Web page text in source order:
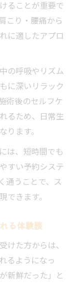
ることが重要で
こり・腰痛から
に適したアプロ
の呼吸やリズム
に深いリラック
術後のセルフケ
るため、日常生
ります。
は、短時間でも
すい予約システ
通うことで、ス
できます。
る体験談
けた方からは、
るようになっ
新鮮だった」と